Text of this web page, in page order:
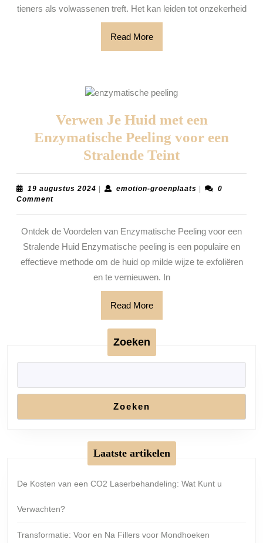
tieners als volwassenen treft. Het kan leiden tot onzekerheid
Read MoreRead
More
Verwen Je Huid met een
Enzymatische Peeling voor een
Stralende TeintVerwen
Je
Huid
een
Peeling
19 augustus 2024 19
| emotion-groenplaatsemotion-
|
0
Comment
Ontdek de Voordelen van Enzymatische Peeling voor een
Stralende Huid Enzymatische peeling is een populaire en
effectieve methode om de huid op milde wijze te exfoliëren
en te vernieuwen. In
Read MoreRead
More
Zoeken
Zoeken
Laatste artikelen
De Kosten van een CO2 Laserbehandeling: Wat Kunt u
Verwachten?
Transformatie: Voor en Na Fillers voor Mondhoeken